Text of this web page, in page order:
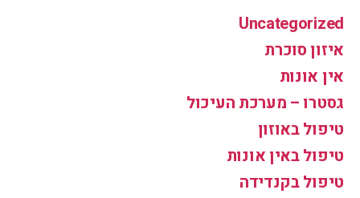
Uncategorized
איזון סוכרת
אין אונות
גסטרו – מערכת העיכול
טיפול באוזון
טיפול באין אונות
טיפול בקנדידה